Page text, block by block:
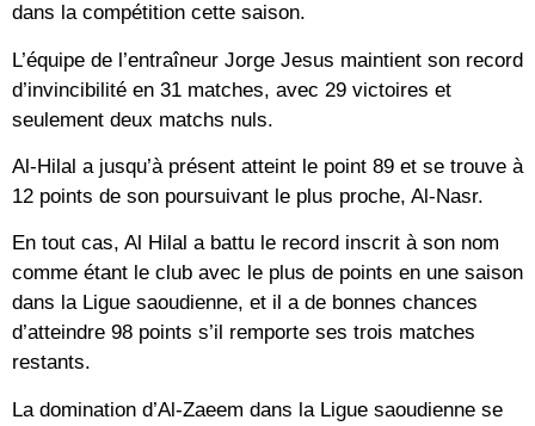
dans la compétition cette saison.
L’équipe de l’entraîneur Jorge Jesus maintient son record
d’invincibilité en 31 matches, avec 29 victoires et
seulement deux matchs nuls.
Al-Hilal a jusqu’à présent atteint le point 89 et se trouve à
12 points de son poursuivant le plus proche, Al-Nasr.
En tout cas, Al Hilal a battu le record inscrit à son nom
comme étant le club avec le plus de points en une saison
dans la Ligue saoudienne, et il a de bonnes chances
d’atteindre 98 points s’il remporte ses trois matches
restants.
La domination d’Al-Zaeem dans la Ligue saoudienne se